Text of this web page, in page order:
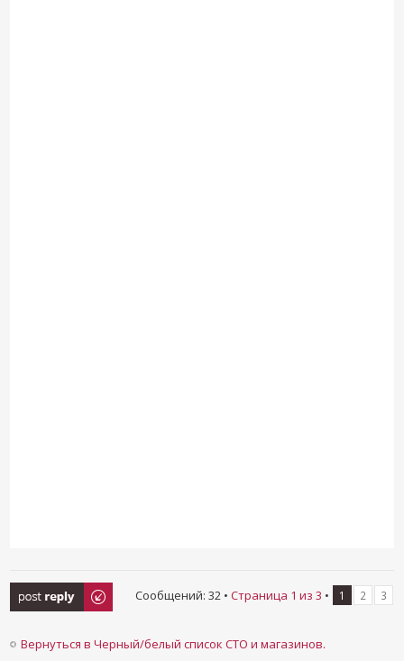
Ответить Сообщений: 32 • Страница 1 из 3 • 1 2 3
Вернуться в Черный/белый список СТО и магазинов.